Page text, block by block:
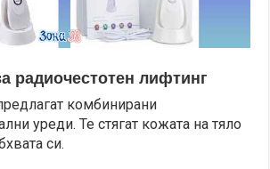
радиочестотен лифтинг
комбинирани
уреди. Те стягат кожата на тяло
си.